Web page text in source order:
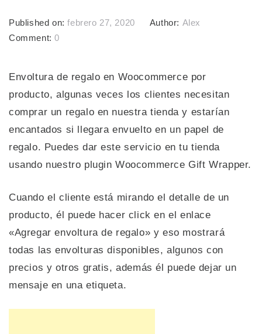
Published on:febrero 27, 2020 Author: Alex
Comment:0
Envoltura de regalo en Woocommerce por
producto, algunas veces los clientes necesitan
comprar un regalo en nuestra tienda y estarían
encantados si llegara envuelto en un papel de
regalo. Puedes dar este servicio en tu tienda
usando nuestro plugin Woocommerce Gift Wrapper.
Cuando el cliente está mirando el detalle de un
producto, él puede hacer click en el enlace
«Agregar envoltura de regalo» y eso mostrará
todas las envolturas disponibles, algunos con
precios y otros gratis, además él puede dejar un
mensaje en una etiqueta.